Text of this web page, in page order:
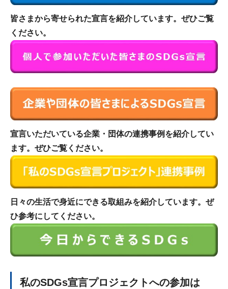
皆さまから寄せられた宣言を紹介しています。ぜひご覧
ください。
宣言いただいている企業・団体の連携事例を紹介してい
ます。ぜひご覧ください。
日々の生活で身近にできる取組みを紹介しています。ぜ
ひ参考にしてください。
私のSDGs宣言プロジェクトへの参加は